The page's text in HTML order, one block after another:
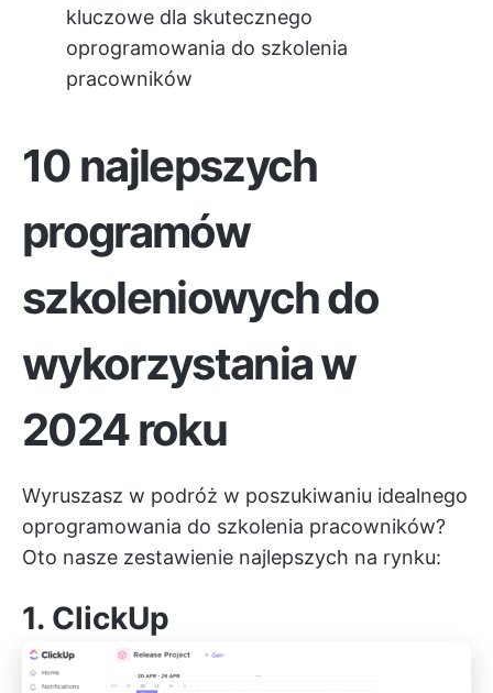
kluczowe dla skutecznego
oprogramowania do szkolenia
pracowników
10 najlepszych
programów
szkoleniowych do
wykorzystania w
2024 roku
Wyruszasz w podróż w poszukiwaniu idealnego
oprogramowania do szkolenia pracowników?
Oto nasze zestawienie najlepszych na rynku:
1. ClickUp